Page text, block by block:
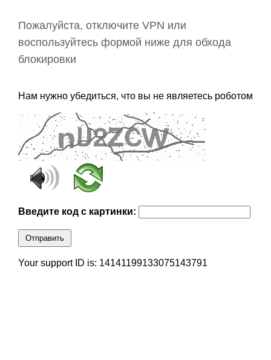
Пожалуйста, отключите VPN или
воспользуйтесь формой ниже для обхода
блокировки
Нам нужно убедиться, что вы не являетесь роботом
Введите код с картинки:
Отправить
Your support ID is: 14141199133075143791